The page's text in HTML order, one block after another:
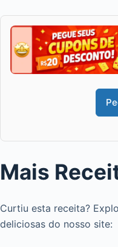
Mais
Curtiu esta receita?
deliciosas do nosso site: